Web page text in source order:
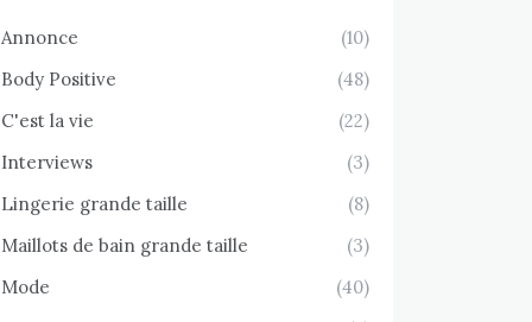
Annonce
(10)
Body Positive
(48)
C'est la vie
(22)
Interviews
(3)
Lingerie grande taille
(8)
Maillots de bain grande taille
(3)
Mode
(40)